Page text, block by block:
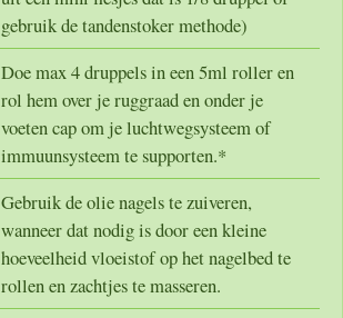
gebruik de tandenstoker methode)
Doe max 4 druppels in een 5ml roller en
rol hem over je ruggraad en onder je
voeten cap om je luchtwegsysteem of
immuunsysteem te supporten.*
Gebruik de olie nagels te zuiveren,
wanneer dat nodig is door een kleine
hoeveelheid vloeistof op het nagelbed te
rollen en zachtjes te masseren.